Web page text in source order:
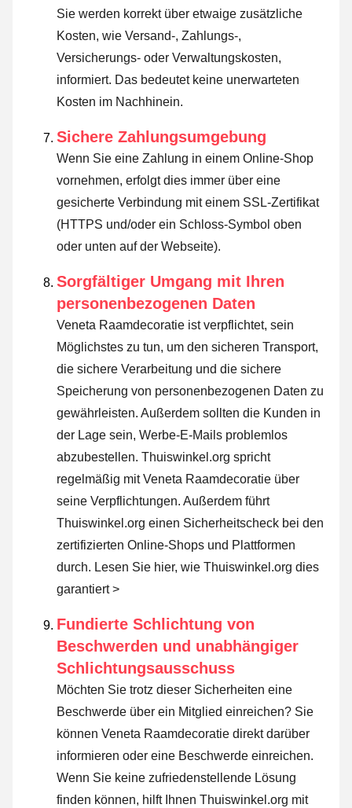
Sie werden korrekt über etwaige zusätzliche
Kosten, wie Versand-, Zahlungs-,
Versicherungs- oder Verwaltungskosten,
informiert. Das bedeutet keine unerwarteten
Kosten im Nachhinein.
Sichere Zahlungsumgebung
Wenn Sie eine Zahlung in einem Online-Shop
vornehmen, erfolgt dies immer über eine
gesicherte Verbindung mit einem SSL-Zertifikat
(HTTPS und/oder ein Schloss-Symbol oben
oder unten auf der Webseite).
Sorgfältiger Umgang mit Ihren
personenbezogenen Daten
Veneta Raamdecoratie ist verpflichtet, sein
Möglichstes zu tun, um den sicheren Transport,
die sichere Verarbeitung und die sichere
Speicherung von personenbezogenen Daten zu
gewährleisten. Außerdem sollten die Kunden in
der Lage sein, Werbe-E-Mails problemlos
abzubestellen. Thuiswinkel.org spricht
regelmäßig mit Veneta Raamdecoratie über
seine Verpflichtungen. Außerdem führt
Thuiswinkel.org einen Sicherheitscheck bei den
zertifizierten Online-Shops und Plattformen
durch. Lesen Sie hier, wie Thuiswinkel.org dies
garantiert >
Fundierte Schlichtung von
Beschwerden und unabhängiger
Schlichtungsausschuss
Möchten Sie trotz dieser Sicherheiten eine
Beschwerde über ein Mitglied einreichen? Sie
können Veneta Raamdecoratie direkt darüber
informieren oder eine Beschwerde einreichen.
Wenn Sie keine zufriedenstellende Lösung
finden können, hilft Ihnen Thuiswinkel.org mit